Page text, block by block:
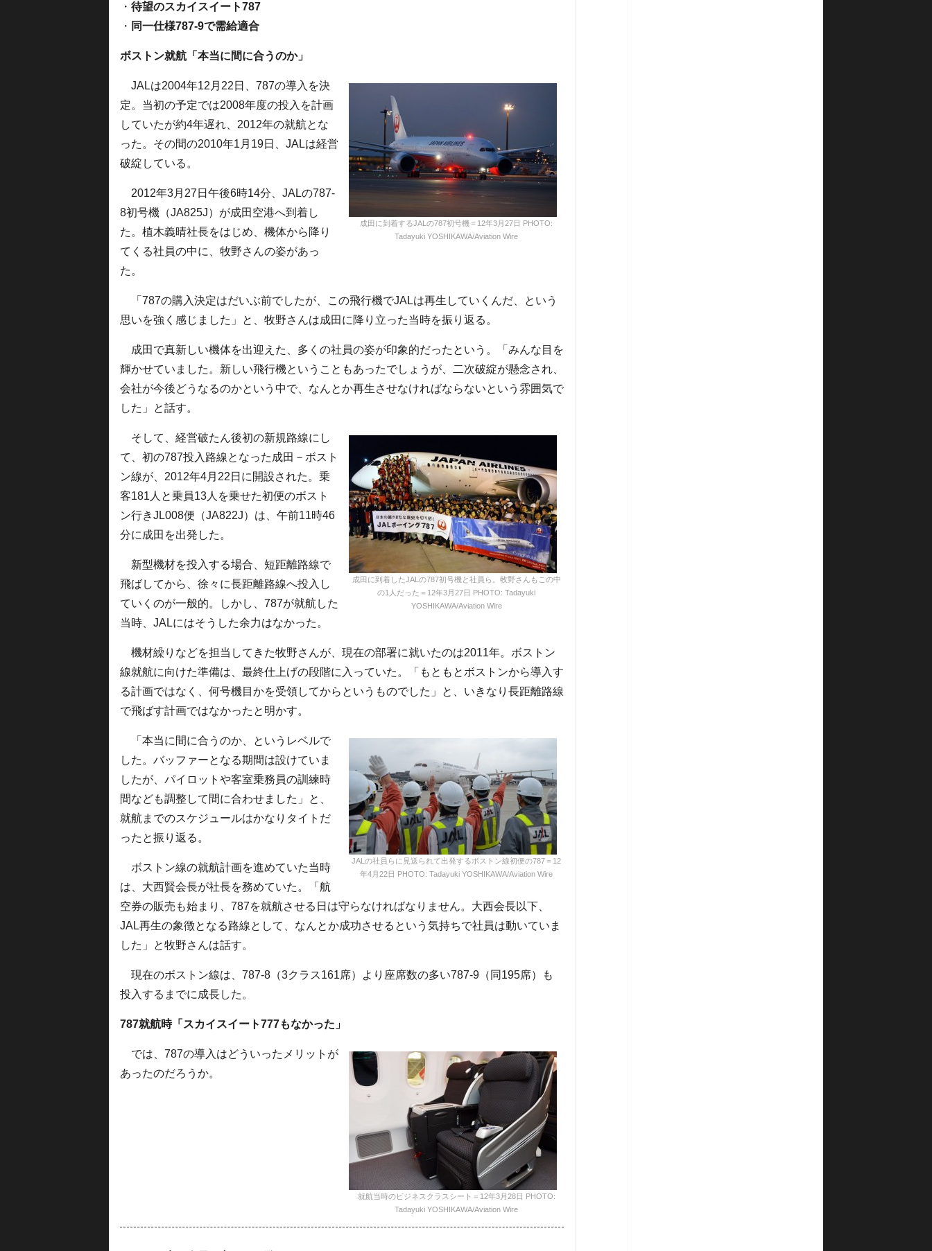
・ 待望のスカイスイート787
・ 同一仕様787-9で需給適合
ボストン就航「本当に間に合うのか」
成田に到着するJALの787初号機＝12年3月27日 PHOTO:
Tadayuki YOSHIKAWA/Aviation Wire
JALは2004年12月22日、787の導入を決
定。当初の予定では2008年度の投入を計画
していたが約4年遅れ、2012年の就航とな
った。その間の2010年1月19日、JALは経営
破綻している。
2012年3月27日午後6時14分、JALの787-
8初号機（JA825J）が成田空港へ到着し
た。植木義晴社長をはじめ、機体から降り
てくる社員の中に、牧野さんの姿があっ
た。
「787の購入決定はだいぶ前でしたが、この飛行機でJALは再生していくんだ、という
思いを強く感じました」と、牧野さんは成田に降り立った当時を振り返る。
成田で真新しい機体を出迎えた、多くの社員の姿が印象的だったという。「みんな目を
輝かせていました。新しい飛行機ということもあったでしょうが、二次破綻が懸念され、
会社が今後どうなるのかという中で、なんとか再生させなければならないという雰囲気で
した」と話す。
成田に到着したJALの787初号機と社員ら。牧野さんもこの中
の1人だった＝12年3月27日 PHOTO: Tadayuki
YOSHIKAWA/Aviation Wire
そして、経営破たん後初の新規路線にし
て、初の787投入路線となった成田－ボスト
ン線が、2012年4月22日に開設された。乗
客181人と乗員13人を乗せた初便のボスト
ン行きJL008便（JA822J）は、午前11時46
分に成田を出発した。
新型機材を投入する場合、短距離路線で
飛ばしてから、徐々に長距離路線へ投入し
ていくのが一般的。しかし、787が就航した
当時、JALにはそうした余力はなかった。
機材繰りなどを担当してきた牧野さんが、現在の部署に就いたのは2011年。ボストン
線就航に向けた準備は、最終仕上げの段階に入っていた。「もともとボストンから導入す
る計画ではなく、何号機目かを受領してからというものでした」と、いきなり長距離路線
で飛ばす計画ではなかったと明かす。
JALの社員らに見送られて出発するボストン線初便の787＝12
年4月22日 PHOTO: Tadayuki YOSHIKAWA/Aviation Wire
「本当に間に合うのか、というレベルで
した。バッファーとなる期間は設けていま
したが、パイロットや客室乗務員の訓練時
間なども調整して間に合わせました」と、
就航までのスケジュールはかなりタイトだ
ったと振り返る。
ボストン線の就航計画を進めていた当時
は、大西賢会長が社長を務めていた。「航
空券の販売も始まり、787を就航させる日は守らなければなりません。大西会長以下、
JAL再生の象徴となる路線として、なんとか成功させるという気持ちで社員は動いていま
した」と牧野さんは話す。
現在のボストン線は、787-8（3クラス161席）より座席数の多い787-9（同195席）も
投入するまでに成長した。
787就航時「スカイスイート777もなかった」
就航当時のビジネスクラスシート＝12年3月28日 PHOTO:
Tadayuki YOSHIKAWA/Aviation Wire
では、787の導入はどういったメリットが
あったのだろうか。